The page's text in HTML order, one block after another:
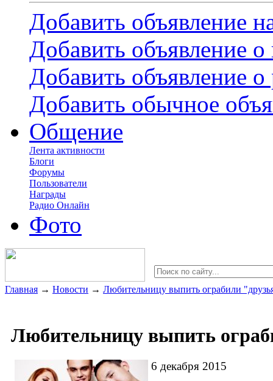
Добавить объявление
Добавить объявление
Добавить объявление о
Добавить обычное
Общение
Лента активности
Блоги
Форумы
Пользователи
Награды
Радио Онлайн
Фото
Главная → Новости → Любительницу выпить ограбили
Любительницу выпить
6 декабря 2015